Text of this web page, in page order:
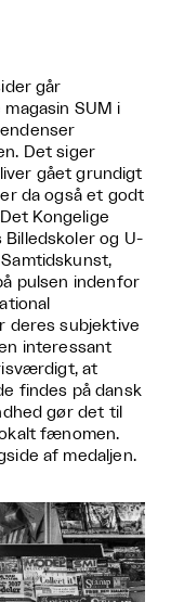
går
SUM i
Det siger
gået grundigt
da også et godt
Kongelige
Billedskoler og U-
Samtidskunst,
pulsen indenfor
deres subjektive
interessant
at
findes på dansk
gør det til
fænomen.
af medaljen.